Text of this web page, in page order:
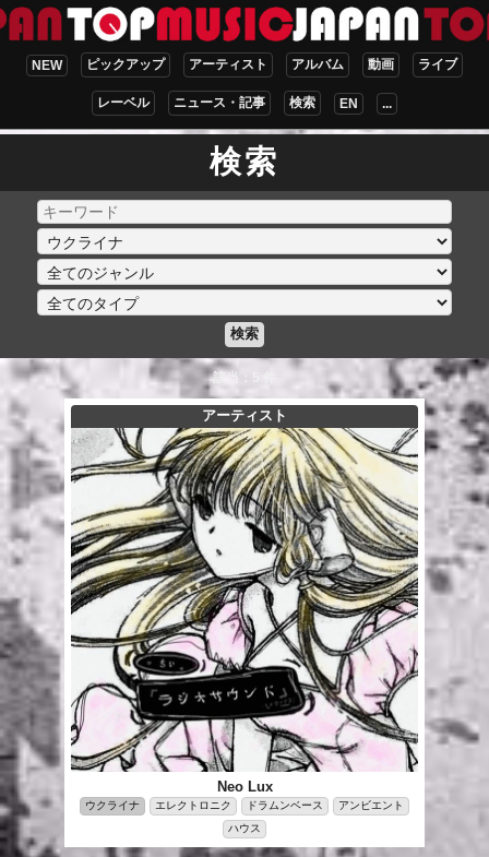
NEW ピックアップ アーティスト アルバム 動画 ライブ
レーベル ニュース・記事 検索 EN ...
検索
検索
該当：5 件
アーティスト
Neo Lux
ウクライナ エレクトロニク ドラムンベース
アンビエント
ハウス